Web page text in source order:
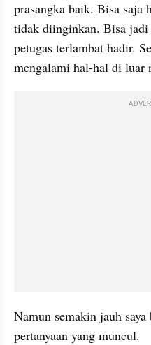
prasangka baik. Bisa saja
tidak diinginkan. Bisa jadi
petugas terlambat hadir.
mengalami hal-hal di luar
Namun semakin jauh
pertanyaan yang muncul.